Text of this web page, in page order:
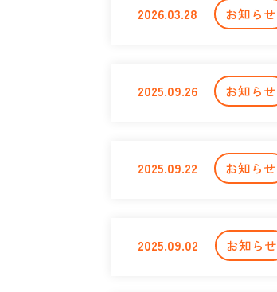
2026.03.28 お知らせ
2025.09.26 お知らせ
2025.09.22 お知らせ
2025.09.02 お知らせ